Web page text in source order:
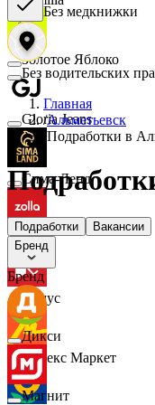
Золотое Яблоко
Gloria Jeans
Сима-Ленд
Zolla
Комус
Яндекс Маркет
Без медкнижки
Без водительских
Главная
/Альметьевск
Подработки в
Подработки
Вакансии
Бренд
Бренд
Дикси
Магнит